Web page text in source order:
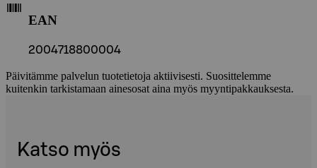
EAN
2004718800004
Päivitämme palvelun tuotetietoja aktiivisesti. Suosittelemme
kuitenkin tarkistamaan ainesosat aina myös myyntipakkauksesta.
Katso myös